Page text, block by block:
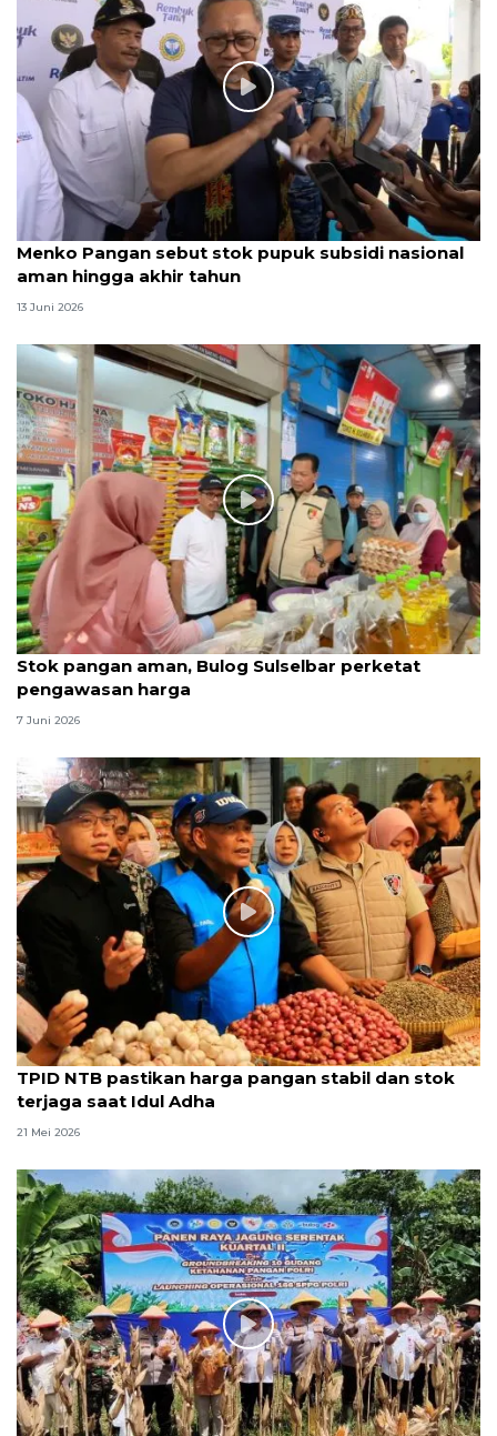
Menko Pangan sebut stok pupuk subsidi nasional
aman hingga akhir tahun
13 Juni 2026
Stok pangan aman, Bulog Sulselbar perketat
pengawasan harga
7 Juni 2026
TPID NTB pastikan harga pangan stabil dan stok
terjaga saat Idul Adha
21 Mei 2026